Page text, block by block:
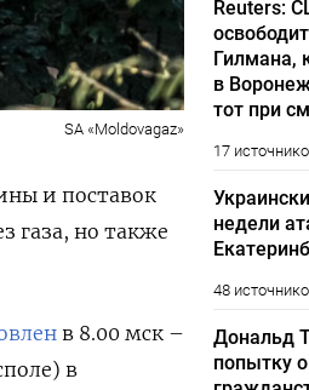
SA «Moldovagaz»
и поставок
газа, но также
в 8.00 мск –
в